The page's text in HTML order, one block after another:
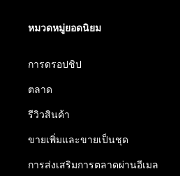
หมวดหมู่ยอดนิยม
การดรอปชิป
ตลาด
รีวิวสินค้า
ขายเพิ่มและขายเป็นชุด
การส่งเสริมการตลาดผ่านอีเมล